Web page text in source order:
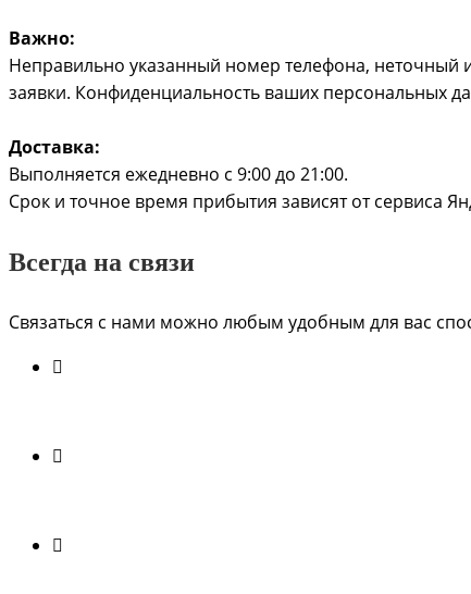
Важно:
Неправильно указанный номер телефона, неточный
заявки. Конфиденциальность ваших персональных
Доставка:
Выполняется ежедневно с 9:00 до 21:00.
Срок и точное время прибытия зависят от сервиса
Всегда на связи
Связаться с нами можно любым удобным для вас